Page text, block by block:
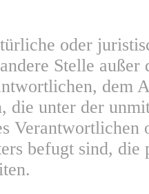
oder
Stelle außer
dem
die unter der
Verantwortlichen
befugt sind, die